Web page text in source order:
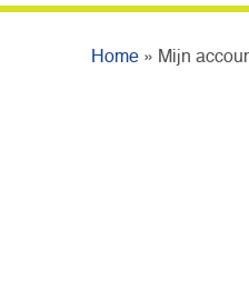
Home » Mijn